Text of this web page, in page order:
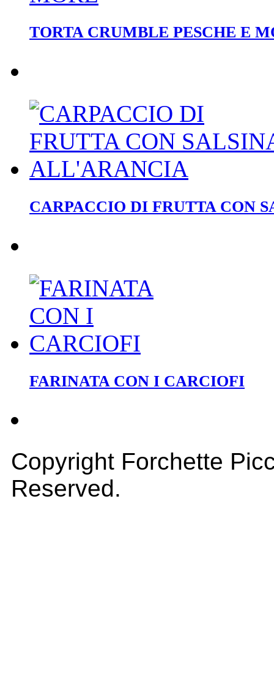
TORTA CRUMBLE PESCHE E
CARPACCIO DI FRUTTA CON
FARINATA CON I CARCIOFI
Copyright Forchette
Reserved.